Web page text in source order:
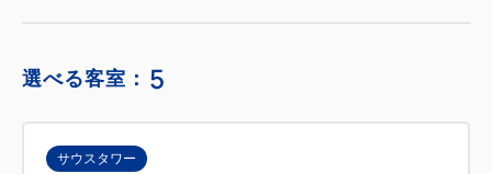
選べる客室： 5
サウスタワー